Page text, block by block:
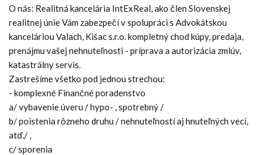
O nás: Realitná kancelária IntExReal, ako člen Slovenskej
realitnej únie Vám zabezpečí v spolupráci s Advokátskou
kanceláriou Valach, Kišac s.r.o. kompletný chod kúpy, predaja,
prenájmu vašej nehnuteľnosti - príprava a autorizácia zmlúv,
katastrálny servis.
Zastrešíme všetko pod jednou strechou:
- komplexné Finančné poradenstvo
a/ vybavenie úveru / hypo- , spotrebný /
b/ poistenia rôzneho druhu / nehnuteľností aj hnuteľných vecí,
atď./ ,
c/ sporenia